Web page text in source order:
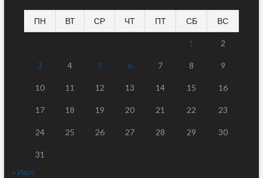
ПН ВТ СР ЧТ ПТ СБ ВС
1 2
3 4 5 6 7 8 9
10 11 12 13 14 15 16
17 18 19 20 21 22 23
24 25 26 27 28 29 30
31
« Июл